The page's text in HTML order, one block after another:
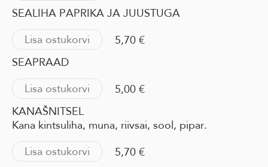
SEALIHA PAPRIKA JA JUUSTUGA
Lisa ostukorvi
5,70 €
SEAPRAAD
Lisa ostukorvi
5,00 €
KANAŠNITSEL
Kana kintsuliha, muna, riivsai, sool, pipar.
Lisa ostukorvi
5,70 €